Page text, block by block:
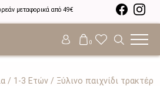
μεταφορικά από 49€
0
/ 1-3 Ετών/ Ξύλινο παιχνίδι τρακτέρ